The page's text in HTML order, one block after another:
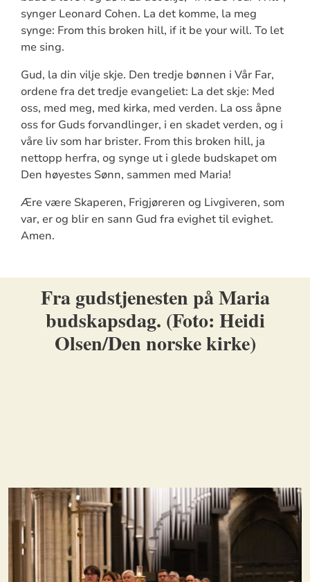
synger Leonard Cohen. La det komme, la meg
synge: From this broken hill, if it be your will. To let
me sing.
Gud, la din vilje skje. Den tredje bønnen i Vår Far,
ordene fra det tredje evangeliet: La det skje: Med
oss, med meg, med kirka, med verden. La oss åpne
oss for Guds forvandlinger, i en skadet verden, og i
våre liv som har brister. From this broken hill, ja
nettopp herfra, og synge ut i glede budskapet om
Den høyestes Sønn, sammen med Maria!
Ære være Skaperen, Frigjøreren og Livgiveren, som
var, er og blir en sann Gud fra evighet til evighet.
Amen.
Fra gudstjenesten på Maria
budskapsdag. (Foto: Heidi
Olsen/Den norske kirke)